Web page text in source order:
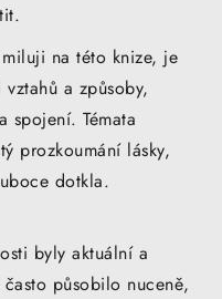
na této knize, je
a způsoby,
spojení. Témata
prozkoumání lásky,
dotkla.
byly aktuální a
působilo nuceně,